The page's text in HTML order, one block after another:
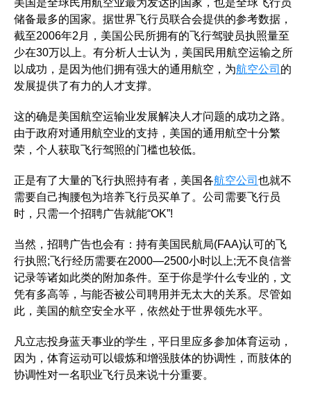
美国是全球民用航空业最为发达的国家，也是全球飞行员
储备最多的国家。据世界飞行员联合会提供的参考数据，
截至2006年2月，美国公民所拥有的飞行驾驶员执照量至
少在30万以上。有分析人士认为，美国民用航空运输之所
以成功，是因为他们拥有强大的通用航空，为航空公司 的
发展提供了有力的人才支撑。
这的确是美国航空运输业发展解决人才问题的成功之路。
由于政府对通用航空业的支持，美国的通用航空十分繁
荣，个人获取飞行驾照的门槛也较低。
正是有了大量的飞行执照持有者，美国各航空公司 也就不
需要自己掏腰包为培养飞行员买单了。公司需要飞行员
时，只需一个招聘广告就能“OK”!
当然，招聘广告也会有：持有美国民航局(FAA)认可的飞
行执照;飞行经历需要在2000—2500小时以上;无不良信誉
记录等诸如此类的附加条件。至于你是学什么专业的，文
凭有多高等，与能否被公司聘用并无太大的关系。尽管如
此，美国的航空安全水平，依然处于世界领先水平。
凡立志投身蓝天事业的学生，平日里应多参加体育运动，
因为，体育运动可以锻炼和增强肢体的协调性，而肢体的
协调性对一名职业飞行员来说十分重要。